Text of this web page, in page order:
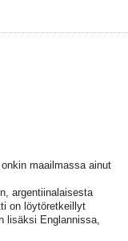
maailmassa ainut
argentiinalaisesta
on löytöretkeillyt
lisäksi Englannissa,